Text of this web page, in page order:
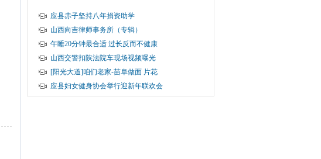
应县赤子坚持八年捐资助学
山西向吉律师事务所（专辑）
午睡20分钟最合适 过长反而不健康
山西交警扣陕法院车现场视频曝光
[阳光大道]咱们老家-苗阜做面 片花
应县妇女健身协会举行迎新年联欢会